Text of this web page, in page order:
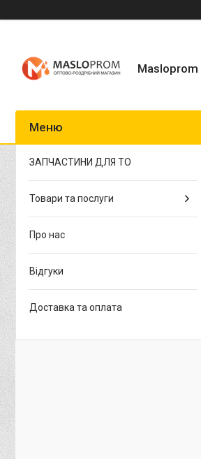
Masloprom
ЗАПЧАСТИНИ ДЛЯ ТО
Товари та послуги
Про нас
Відгуки
Доставка та оплата